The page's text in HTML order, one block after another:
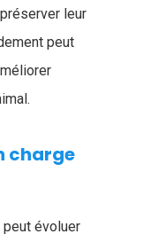
leur
peut
charge
peut évoluer